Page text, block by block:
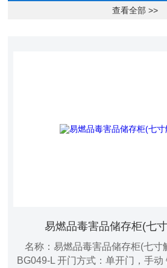
查看全部 >>
易燃品毒害品储存柜(七
名称：易燃品毒害品储存柜(七寸
BG049-L 开门方式：单开门，手动